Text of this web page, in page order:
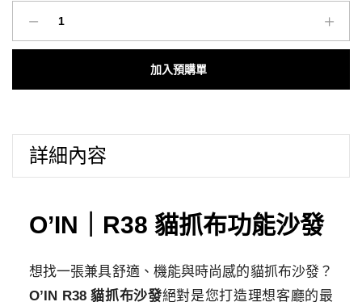
歐
家
｜
R38
貓
布
功
Add to cart
詳細內容
O’IN｜R38 貓抓布功能沙發
想找一張兼具舒適、機能與時尚感的貓抓布沙發？
O’IN R38 貓抓布沙發絕對是您打造理想客廳的最